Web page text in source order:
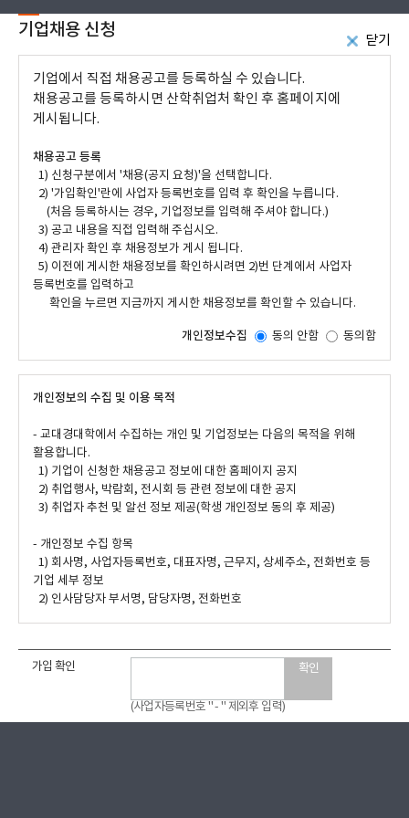
닫기
기업채용 신청
기업에서 직접 채용공고를 등록하실 수 있습니다.
채용공고를 등록하시면 산학취업처 확인 후 홈페이지에
게시됩니다.
채용공고 등록
1) 신청구분에서 '채용(공지 요청)'을 선택합니다.
2) '가입확인'란에 사업자 등록번호를 입력 후 확인을 누릅니다.
(처음 등록하시는 경우, 기업정보를 입력해 주셔야 합니다.)
3) 공고 내용을 직접 입력해 주십시오.
4) 관리자 확인 후 채용정보가 게시 됩니다.
5) 이전에 게시한 채용정보를 확인하시려면 2)번 단계에서 사업자
등록번호를 입력하고
확인을 누르면 지금까지 게시한 채용정보를 확인할 수 있습니다.
개인정보수집 동의 안함 동의함
개인정보의 수집 및 이용 목적
- 교대경대학에서 수집하는 개인 및 기업정보는 다음의 목적을 위해
활용합니다.
1) 기업이 신청한 채용공고 정보에 대한 홈페이지 공지
2) 취업행사, 박람회, 전시회 등 관련 정보에 대한 공지
3) 취업자 추천 및 알선 정보 제공(학생 개인정보 동의 후 제공)
- 개인정보 수집 항목
1) 회사명, 사업자등록번호, 대표자명, 근무지, 상세주소, 전화번호 등
기업 세부 정보
2) 인사담당자 부서명, 담당자명, 전화번호
가입 확인 확인
(사업자등록번호 " - " 제외후 입력)